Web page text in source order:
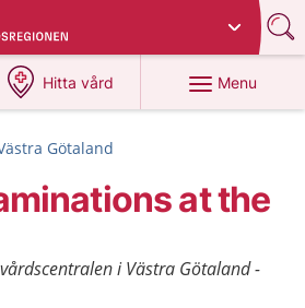
Hitta vård
at 1177.se
Menu
Götaland
at the
i Västra Götaland -